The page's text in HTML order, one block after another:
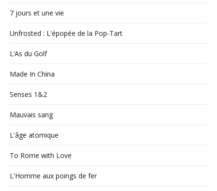
7 jours et une vie
Unfrosted : L'épopée de la Pop-Tart
L’As du Golf
Made In China
Senses 1&2
Mauvais sang
L'âge atomique
To Rome with Love
L'Homme aux poings de fer